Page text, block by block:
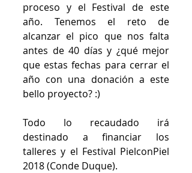
proceso y el Festival de este
año. Tenemos el reto de
alcanzar el pico que nos falta
antes de 40 días y ¿qué mejor
que estas fechas para cerrar el
año con una donación a este
bello proyecto? :)
Todo lo recaudado irá
destinado a financiar los
talleres y el Festival PielconPiel
2018 (Conde Duque).